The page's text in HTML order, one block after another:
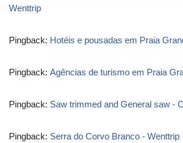
Wenttrip
Pingback: Hotéis e pousadas em Praia
Pingback: Agências de turismo em Praia
Pingback: Saw trimmed and General saw -
Pingback: Serra do Corvo Branco - Wenttrip